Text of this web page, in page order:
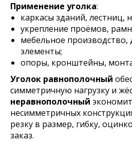
Применение уголка:
каркасы зданий, лестниц,
укрепление проёмов,
мебельное производство,
элементы;
опоры, кронштейны,
Уголок равнополочный
симметричную нагрузку и
неравнополочный
несимметричных
резку в размер, гибку,
заказ.